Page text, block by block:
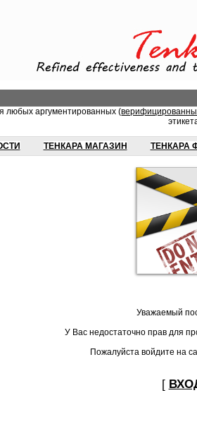
любых аргументированных (
ТЕНКАРА МАГАЗИН ТЕНКАРА
Уважаемый
У Вас недостаточно прав для
Пожалуйста войдите на
[